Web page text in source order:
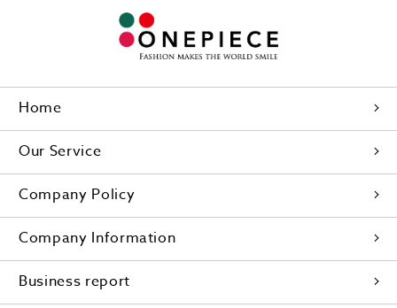
Home
Our Service
Company Policy
Company Information
Business report